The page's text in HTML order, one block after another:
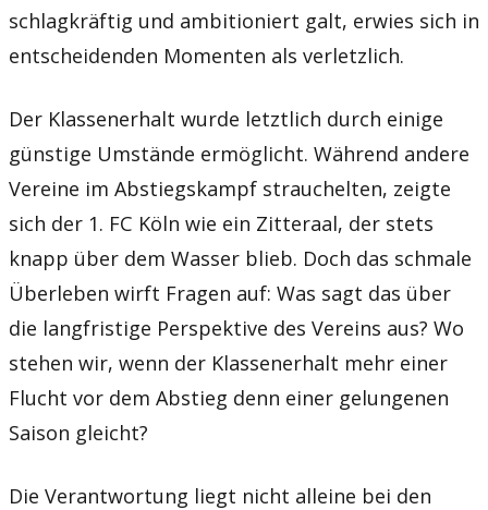
schlagkräftig und ambitioniert galt, erwies sich in
entscheidenden Momenten als verletzlich.
Der Klassenerhalt wurde letztlich durch einige
günstige Umstände ermöglicht. Während andere
Vereine im Abstiegskampf strauchelten, zeigte
sich der 1. FC Köln wie ein Zitteraal, der stets
knapp über dem Wasser blieb. Doch das schmale
Überleben wirft Fragen auf: Was sagt das über
die langfristige Perspektive des Vereins aus? Wo
stehen wir, wenn der Klassenerhalt mehr einer
Flucht vor dem Abstieg denn einer gelungenen
Saison gleicht?
Die Verantwortung liegt nicht alleine bei den